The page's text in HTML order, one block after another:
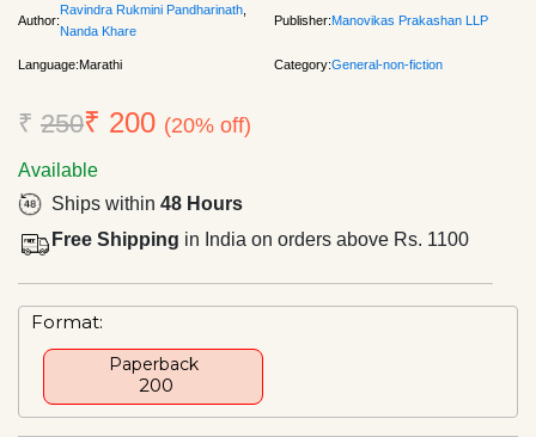
Author:
Ravindra Rukmini Pandharinath
Nanda Khare
Publisher:Manovikas Prakashan LLP
Language:Marathi Category:General-non-fiction
₹ 250₹ 200 (20% off)
Available
Ships within 48 Hours
Free Shipping in India on orders above Rs. 1100
Format:
Paperback
₹ 200